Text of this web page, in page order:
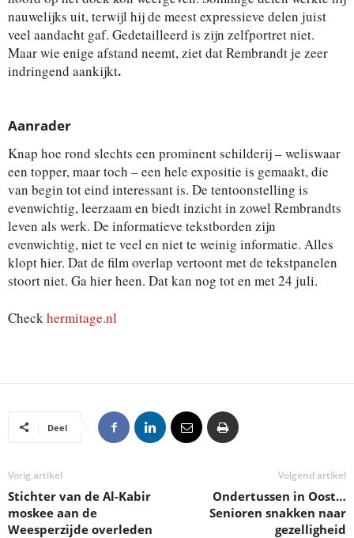
nauwelijks uit, terwijl hij de meest expressieve delen juist
veel aandacht gaf. Gedetailleerd is zijn zelfportret niet.
Maar wie enige afstand neemt, ziet dat Rembrandt je zeer
indringend aankijkt.
Aanrader
Knap hoe rond slechts een prominent schilderij – weliswaar
een topper, maar toch – een hele expositie is gemaakt, die
van begin tot eind interessant is. De tentoonstelling is
evenwichtig, leerzaam en biedt inzicht in zowel Rembrandts
leven als werk. De informatieve tekstborden zijn
evenwichtig, niet te veel en niet te weinig informatie. Alles
klopt hier. Dat de film overlap vertoont met de tekstpanelen
stoort niet. Ga hier heen. Dat kan nog tot en met 24 juli.
Checkhermitage.nl
Deel
Vorig artikel
Stichter van de Al-Kabir
moskee aan de
Weesperzijde overleden
Volgend artikel
Ondertussen in Oost…
Senioren snakken naar
gezelligheid